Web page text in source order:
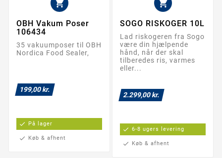

OBH Vakum Poser
106434
35 vakuumposer til OBH
Nordica Food Sealer,
199,00 kr.
check På lager
check Køb & afhent

SOGO RISKOGER 10L
Lad riskogeren fra Sogo
være din hjælpende
hånd, når der skal
tilberedes ris, varmes
eller...
2.299,00 kr.
check 6-8 ugers levering
check Køb & afhent